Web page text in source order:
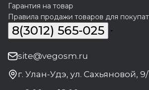
Гарантия на товар
Правила продажи товаров для
8(3012) 565-025
site@vegosm.ru
г. Улан-Удэ, ул. Сахьяновой,